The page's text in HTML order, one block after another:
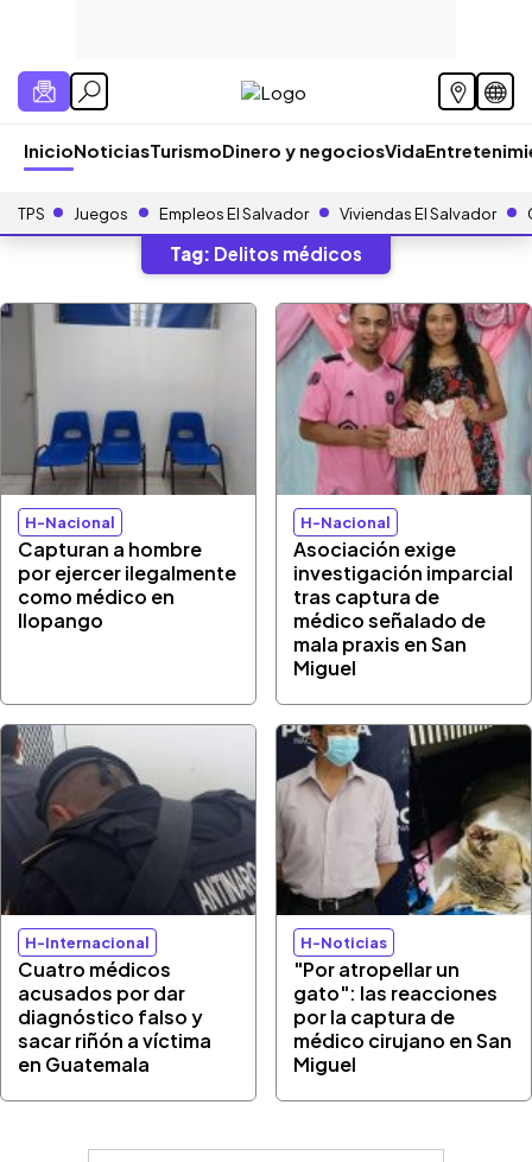
InicioNoticiasTurismoDinero y negociosVida
TPS Juegos Empleos El Salvador Viviendas El Salvador
Tag: Delitos médicos
H-Nacional
Capturan a hombre
por ejercer ilegalmente
como médico en
Ilopango
H-Nacional
Asociación exige
investigación imparcial
tras captura de
médico señalado de
mala praxis en San
Miguel
H-Internacional
Cuatro médicos
acusados por dar
diagnóstico falso y
sacar riñón a víctima
en Guatemala
H-Noticias
"Por atropellar un
gato": las reacciones
por la captura de
médico cirujano en San
Miguel